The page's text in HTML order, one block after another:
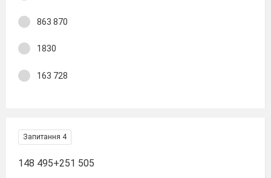
863 870
1830
163 728
Запитання 4
148 495+251 505